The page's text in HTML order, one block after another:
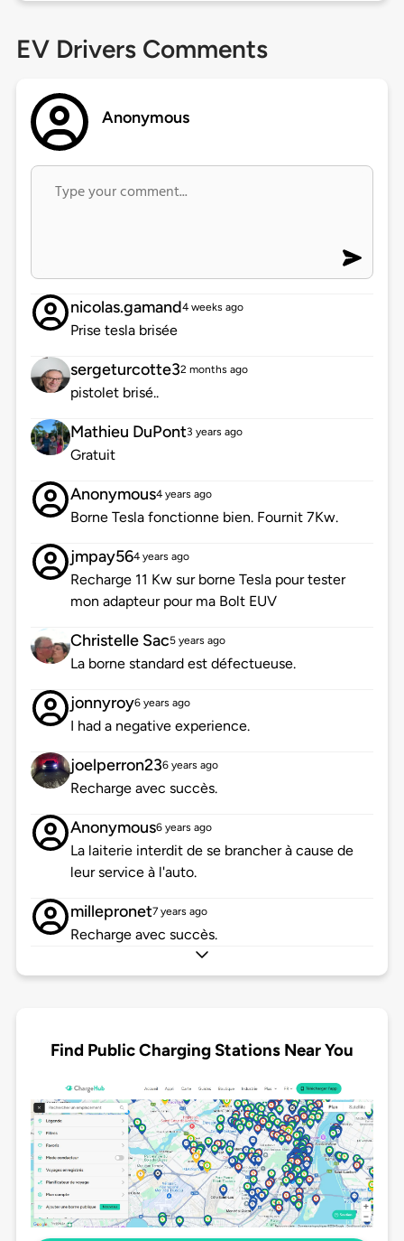
EV Drivers Comments
Anonymous
nicolas.gamand4 weeks ago
Prise tesla brisée
sergeturcotte32 months ago
pistolet brisé..
Mathieu DuPont3 years ago
Gratuit
Anonymous4 years ago
Borne Tesla fonctionne bien. Fournit 7Kw.
jmpay564 years ago
Recharge 11 Kw sur borne Tesla pour tester
mon adapteur pour ma Bolt EUV
Christelle Sac5 years ago
La borne standard est défectueuse.
jonnyroy6 years ago
I had a negative experience.
joelperron236 years ago
Recharge avec succès.
Anonymous6 years ago
La laiterie interdit de se brancher à cause de
leur service à l'auto.
millepronet7 years ago
Recharge avec succès.
Find Public Charging Stations Near You